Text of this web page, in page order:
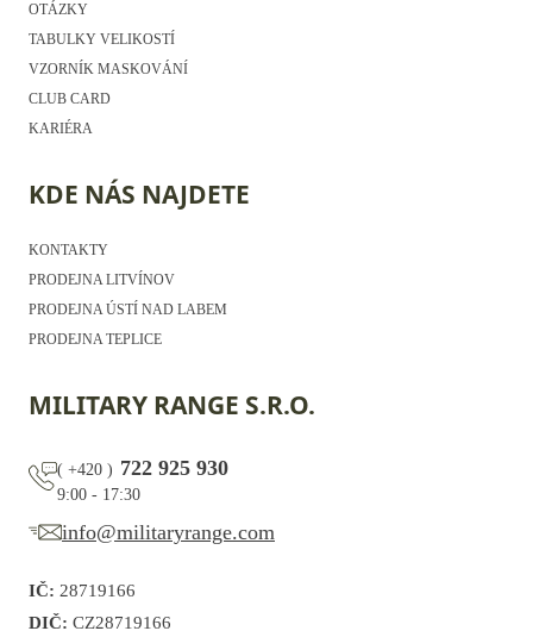
OTÁZKY
TABULKY VELIKOSTÍ
VZORNÍK MASKOVÁNÍ
CLUB CARD
KARIÉRA
KDE NÁS NAJDETE
KONTAKTY
PRODEJNA LITVÍNOV
PRODEJNA ÚSTÍ NAD LABEM
PRODEJNA TEPLICE
MILITARY RANGE S.R.O.
( +420 ) 722 925 930
9:00 - 17:30
info@militaryrange.com
IČ: 28719166
DIČ: CZ28719166